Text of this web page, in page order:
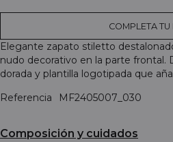
COMPLETA
Elegante zapato stiletto
nudo decorativo en la parte frontal.
dorada y plantilla logotipada que
Referencia
MF2405007_030
Composición y cuidados